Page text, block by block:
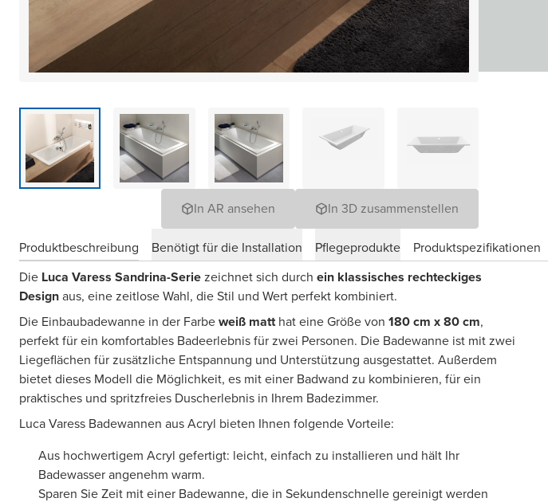
In AR ansehen In 3D zusammenstellen
Produktbeschreibung Benötigt für die Installation Pflegeprodukte Produktspezifikationen
Die Luca Varess Sandrina-Seriezeichnet sich durch ein klassisches rechteckiges
Designaus, eine zeitlose Wahl, die Stil und Wert perfekt kombiniert.
Die Einbaubadewanne in der Farbeweiß matthat eine Größe von 180 cm x 80 cm,
perfekt für ein komfortables Badeerlebnis für zwei Personen. Die Badewanne ist mit zwei
Liegeflächen für zusätzliche Entspannung und Unterstützung ausgestattet. Außerdem
bietet dieses Modell die Möglichkeit, es mit einer Badwand zu kombinieren, für ein
praktisches und spritzfreies Duscherlebnis in Ihrem Badezimmer.
Luca Varess Badewannen aus Acryl bieten Ihnen folgende Vorteile:
Aus hochwertigem Acryl gefertigt: leicht, einfach zu installieren und hält Ihr
Badewasser angenehm warm.
Sparen Sie Zeit mit einer Badewanne, die in Sekundenschnelle gereinigt werden